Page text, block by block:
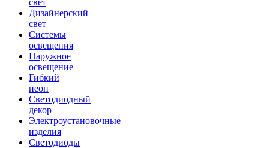
свет
Дизайнерский
свет
Системы
освещения
Наружное
освещение
Гибкий
неон
Светодиодный
декор
Электроустановочные
изделия
Светодиоды